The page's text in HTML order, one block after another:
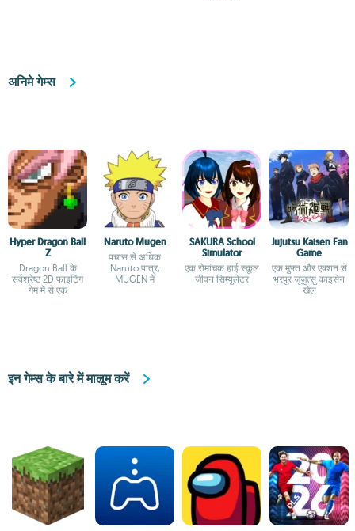
अनिमे गेम्स
Hyper Dragon Ball
Z
Dragon Ball के
सर्वश्रेष्ठ 2D फाइटिंग
गेम में से एक
Naruto Mugen
पचास से अधिक
Naruto पात्र,
MUGEN में
SAKURA School
Simulator
एक रोमांचक हाई स्कूल
जीवन सिम्युलेटर
Jujutsu Kaisen Fan
Game
एक मुफ्त और एक्शन से
भरपूर जूजुत्सु काइसेन
खेल
इन गेम्स के बारे में मालूम करें